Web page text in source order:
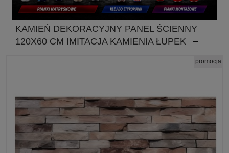
KAMIEŃ DEKORACYJNY PANEL ŚCIENNY
120X60 CM IMITACJA KAMIENIA ŁUPEK
promocja